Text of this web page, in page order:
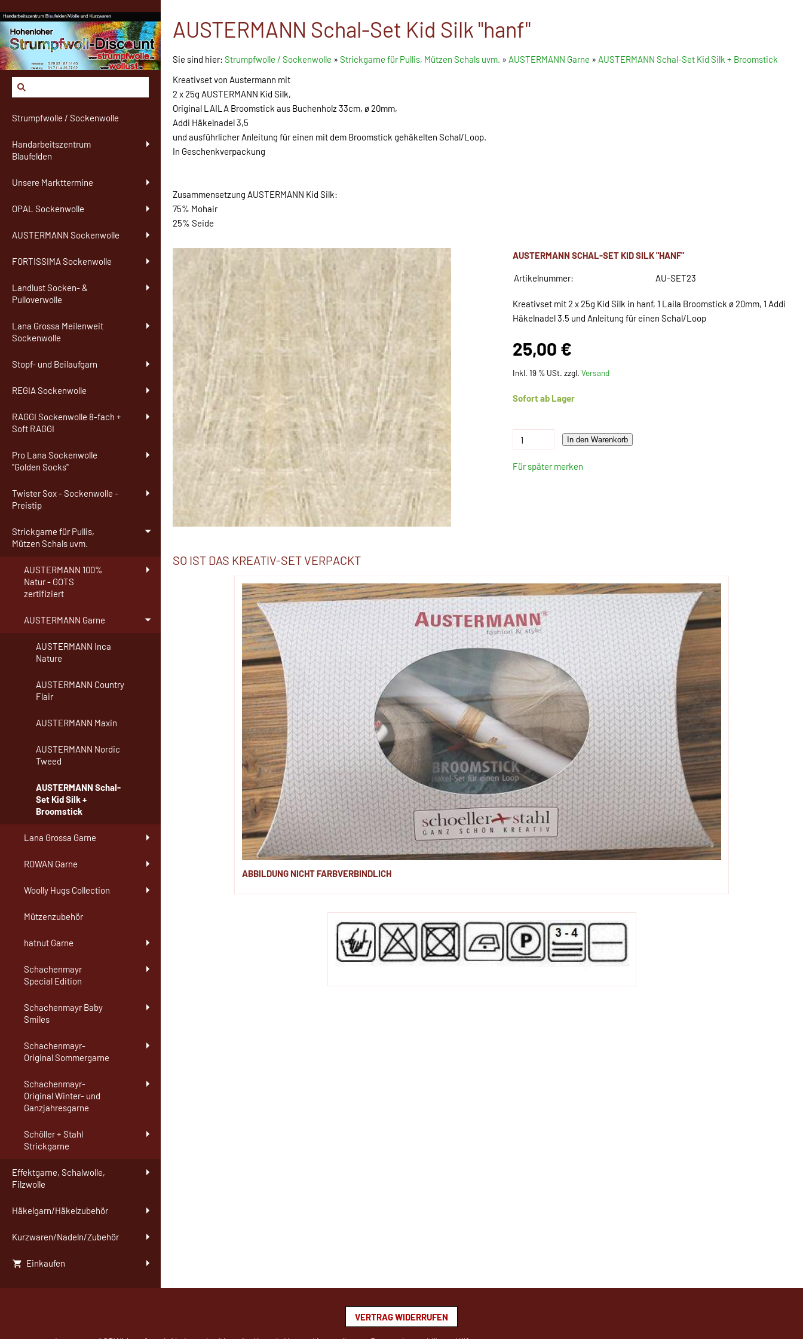
Strumpfwolle / Sockenwolle
Handarbeitszentrum
Blaufelden
Unsere Markttermine
OPAL Sockenwolle
AUSTERMANN Sockenwolle
FORTISSIMA Sockenwolle
Landlust Socken- &
Pulloverwolle
Lana Grossa Meilenweit
Sockenwolle
Stopf- und Beilaufgarn
REGIA Sockenwolle
RAGGI Sockenwolle 8-fach +
Soft RAGGI
Pro Lana Sockenwolle
"Golden Socks"
Twister Sox - Sockenwolle -
Preistip
Strickgarne für Pullis,
Mützen Schals uvm.
AUSTERMANN 100%
Natur - GOTS
zertifiziert
AUSTERMANN Garne
AUSTERMANN Inca
Nature
AUSTERMANN Country
Flair
AUSTERMANN Maxin
AUSTERMANN Nordic
Tweed
AUSTERMANN Schal-
Set Kid Silk +
Broomstick
Lana Grossa Garne
ROWAN Garne
Woolly Hugs Collection
Mützenzubehör
hatnut Garne
Schachenmayr
Special Edition
Schachenmayr Baby
Smiles
Schachenmayr-
Original Sommergarne
Schachenmayr-
Original Winter- und
Ganzjahresgarne
Schöller + Stahl
Strickgarne
Effektgarne, Schalwolle,
Filzwolle
Häkelgarn/Häkelzubehör
Kurzwaren/Nadeln/Zubehör
Einkaufen
AUSTERMANN Schal-Set Kid Silk "hanf"
Sie sind hier: Strumpfwolle / Sockenwolle » Strickgarne für Pullis, Mützen Schals uvm. » AUSTERMANN Garne » AUSTERMANN Schal-Set Kid Silk + Broomstick
Kreativset von Austermann mit
2 x 25g AUSTERMANN Kid Silk,
Original LAILA Broomstick aus Buchenholz 33cm, ø 20mm,
Addi Häkelnadel 3,5
und ausführlicher Anleitung für einen mit dem Broomstick gehäkelten Schal/Loop.
In Geschenkverpackung
Zusammensetzung AUSTERMANN Kid Silk:
75% Mohair
25% Seide
AUSTERMANN SCHAL-SET KID SILK "HANF"
Artikelnummer: AU-SET23
Kreativset mit 2 x 25g Kid Silk in hanf, 1 Laila Broomstick ø 20mm, 1 Addi
Häkelnadel 3,5 und Anleitung für einen Schal/Loop
25,00 €
Inkl. 19 % USt. zzgl.Versand
Sofort ab Lager
In den Warenkorb
Für später merken
SO IST DAS KREATIV-SET VERPACKT
ABBILDUNG NICHT FARBVERBINDLICH
VERTRAG WIDERRUFEN